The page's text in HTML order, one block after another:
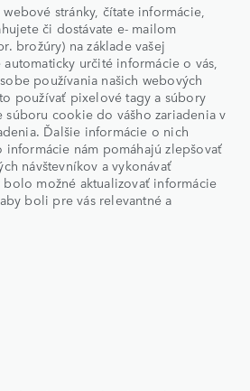
stránky, čítate informácie,
či dostávate e- mailom
brožúry) na základe vašej
automaticky určité informácie o vás,
používania našich webových
používať pixelové tagy a súbory
súboru cookie do vášho zariadenia v
Ďalšie informácie o nich
informácie nám pomáhajú zlepšovať
návštevníkov a vykonávať
možné aktualizovať informácie
boli pre vás relevantné a